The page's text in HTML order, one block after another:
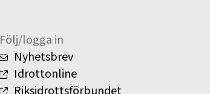
Följ/logga in
Nyhetsbrev
Idrottonline